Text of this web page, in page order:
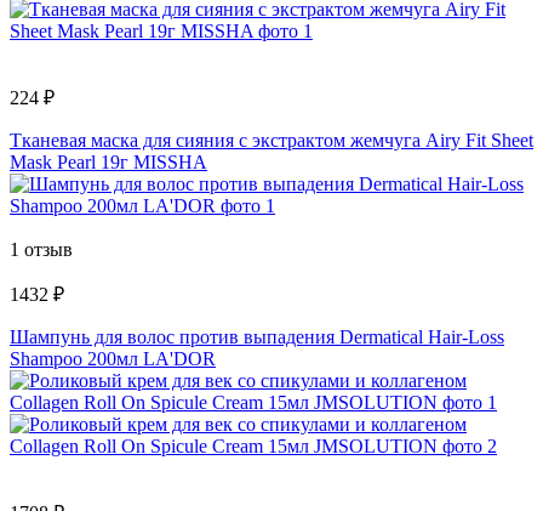
224 ₽
Тканевая маска для сияния с экстрактом жемчуга Airy Fit Sheet
Mask Pearl 19г MISSHA
1 отзыв
1432 ₽
Шампунь для волос против выпадения Dermatical Hair-Loss
Shampoo 200мл LA'DOR